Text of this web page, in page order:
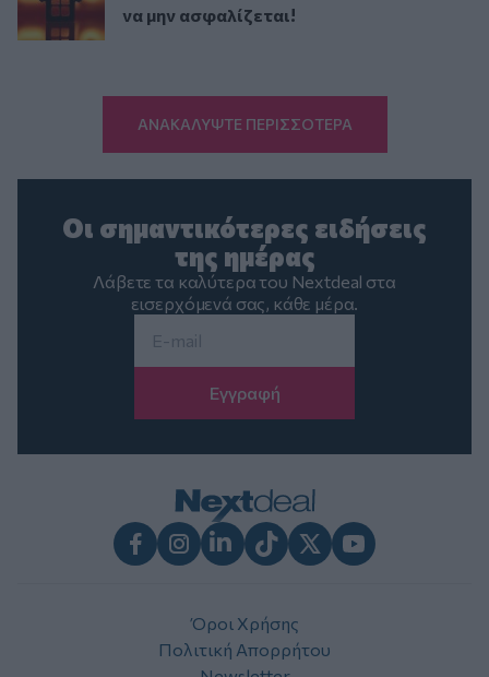
να μην ασφαλίζεται!
ΑΝΑΚΑΛΥΨΤΕ ΠΕΡΙΣΣΟΤΕΡΑ
Οι σημαντικότερες ειδήσεις
της ημέρας
Λάβετε τα καλύτερα του Nextdeal στα
εισερχόμενά σας, κάθε μέρα.
Όροι Χρήσης
Πολιτική Απορρήτου